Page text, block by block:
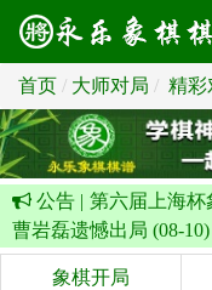
首页 大师对局 精彩
公告 | 第六届上海杯
曹岩磊遗憾出局 (08-10)
象棋开局